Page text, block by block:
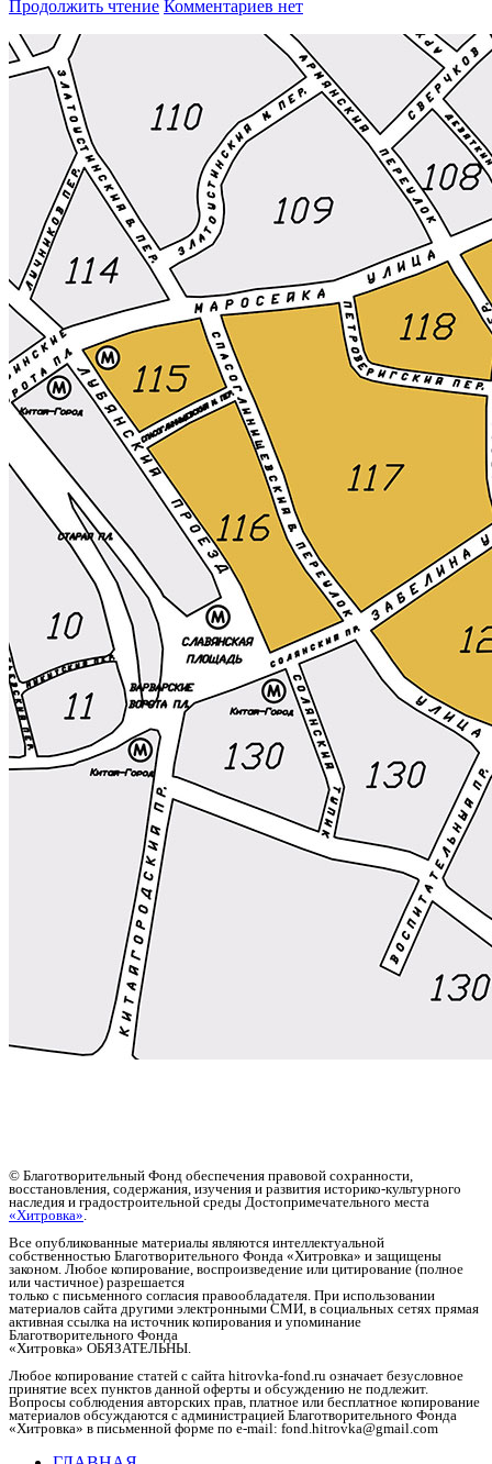
Продолжить чтение Комментариев нет
© Благотворительный Фонд обеспечения правовой сохранности,
восстановления, содержания, изучения и развития историко-культурного
наследия и градостроительной среды Достопримечательного места
«Хитровка».
Все опубликованные материалы являются интеллектуальной
собственностью Благотворительного Фонда «Хитровка» и защищены
законом. Любое копирование, воспроизведение или цитирование (полное
или частичное) разрешается
только с письменного согласия правообладателя. При использовании
материалов сайта другими электронными СМИ, в социальных сетях прямая
активная ссылка на источник копирования и упоминание
Благотворительного Фонда
«Хитровка» ОБЯЗАТЕЛЬНЫ.
Любое копирование статей c сайта hitrovka-fond.ru означает безусловное
принятие всех пунктов данной оферты и обсуждению не подлежит.
Вопросы соблюдения авторских прав, платное или бесплатное копирование
материалов обсуждаются с администрацией Благотворительного Фонда
«Хитровка» в письменной форме по e-mail: fond.hitrovka@gmail.com